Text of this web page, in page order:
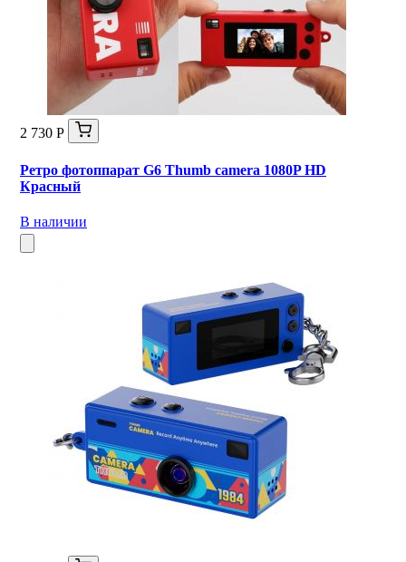
2 730 Р
Ретро фотоппарат G6 Thumb camera 1080P HD
Красный
В наличии